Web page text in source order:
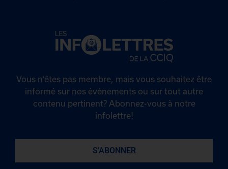
Vous n’êtes pas membre, mais vous souhaitez être
informé sur nos événements ou sur tout autre
contenu pertinent? Abonnez-vous à notre
infolettre!
S'ABONNER